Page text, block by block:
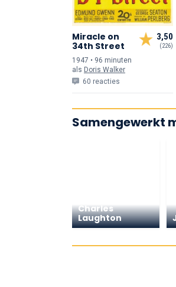
3,50
(226)
Miracle on
34th Street
1947 • 96 minuten
als Doris Walker
60 reacties
Samengewerkt
Charles
Laughton